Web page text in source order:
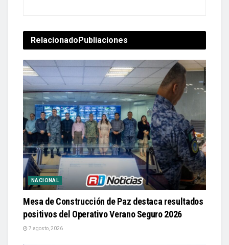
RelacionadoPubliaciones
NACIONAL
Mesa de Construcción de Paz destaca resultados
positivos del Operativo Verano Seguro 2026
7 agosto, 2026